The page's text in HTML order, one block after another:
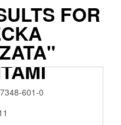
FOR
Z
601-0